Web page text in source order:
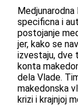
Medjunarodna
specificna i
postojanje
jer, kako se
izvestaju, dve
konta
dela Vlade.
makedonska
krizi i krajnjoj